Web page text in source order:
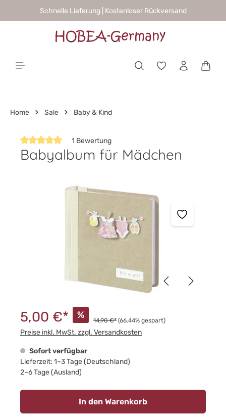
springenSchnelle Lieferung | Kostenloser Rückversand
Home Sale Baby & Kind
Durchschnittliche Bewertung von 5 von 5 Sternen
1 Bewertung
Babyalbum für Mädchen
Bildergalerie überspringen
5,00 €* % 14,90 €* (66.44% gespart)
Preise inkl. MwSt. zzgl. Versandkosten
Sofort verfügbar
Lieferzeit: 1–3 Tage (Deutschland)
2–6 Tage (Ausland)
In den Warenkorb